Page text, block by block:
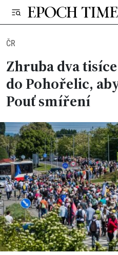
ČR
Zhruba dva
do Pohořelic,
Pouť smíření